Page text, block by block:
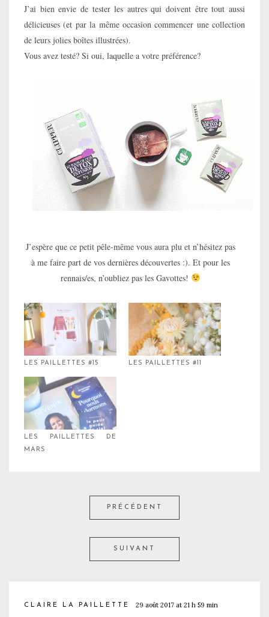
J’ai bien envie de tester les autres qui doivent être tout aussi
délicieuses (et par la même occasion commencer une collection
de leurs jolies boîtes illustrées).
Vous avez testé? Si oui, laquelle a votre préférence?
J’espère que ce petit pêle-même vous aura plu et n’hésitez pas
à me faire part de vos dernières découvertes :). Et pour les
rennais/es, n’oubliez pas les Gavottes!
LES PAILLETTES #15 LES PAILLETTES #11
LES PAILLETTES DE
MARS
PRÉCÉDENT
SUIVANT
CLAIRE LA PAILLETTE 29 août 2017 at 21 h 59 min